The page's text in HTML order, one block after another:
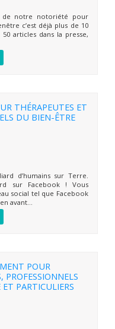
de notre notoriété pour
c’est déjà plus de 10
articles dans la presse,
THÉRAPEUTES ET
DU BIEN-ÊTRE
d’humains sur Terre.
sur Facebook ! Vous
social tel que Facebook
avant...
POUR
PROFESSIONNELS
PARTICULIERS